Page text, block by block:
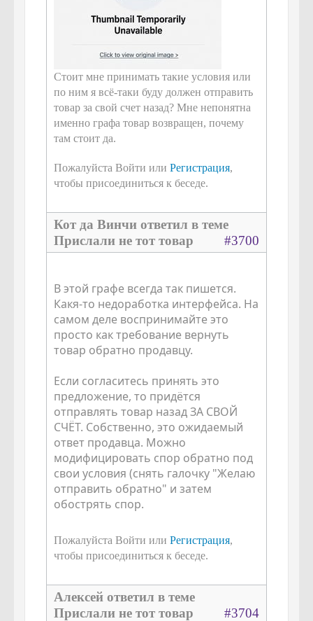
Стоит мне принимать такие условия или
по ним я всё-таки буду должен отправить
товар за свой счет назад? Мне непонятна
именно графа товар возвращен, почему
там стоит да.
Пожалуйста Войти или Регистрация,
чтобы присоединиться к беседе.
Кот да Винчи ответил в теме
Прислали не тот товар
#3700
В этой графе всегда так пишется.
Какя-то недоработка интерфейса. На
самом деле воспринимайте это
просто как требование вернуть
товар обратно продавцу.
Если согласитесь принять это
предложение, то придётся
отправлять товар назад ЗА СВОЙ
СЧЁТ. Собственно, это ожидаемый
ответ продавца. Можно
модифицировать спор обратно под
свои условия (снять галочку "Желаю
отправить обратно" и затем
обострять спор.
Пожалуйста Войти или Регистрация,
чтобы присоединиться к беседе.
Алексей ответил в теме
Прислали не тот товар
#3704